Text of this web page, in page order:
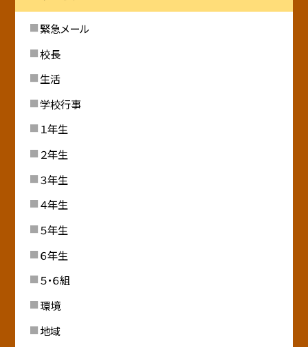
緊急メール
校長
生活
学校行事
１年生
２年生
３年生
４年生
５年生
６年生
５・６組
環境
地域